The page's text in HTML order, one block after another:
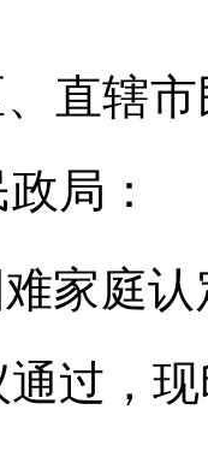
直辖
局：
难家庭
过，